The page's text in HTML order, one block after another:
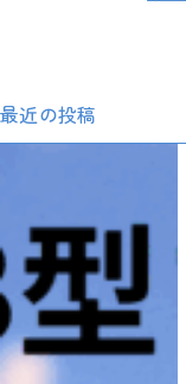
最近の投稿